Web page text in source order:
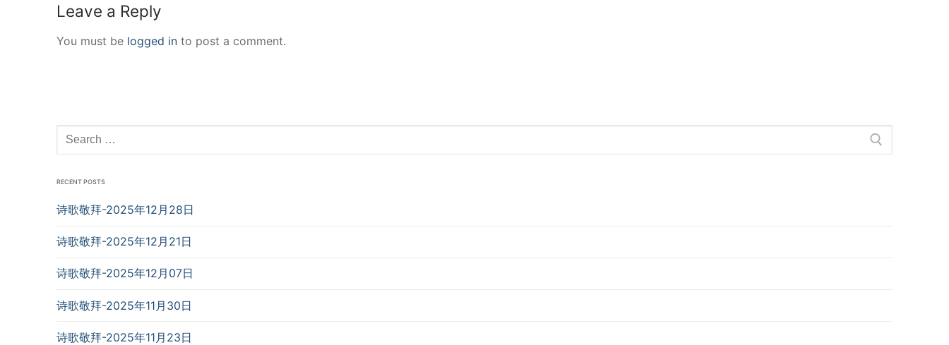
Leave a Reply
You must be logged in to post a comment.
Search
for:
RECENT POSTS
诗歌敬拜-2025年12月28日
诗歌敬拜-2025年12月21日
诗歌敬拜-2025年12月07日
诗歌敬拜-2025年11月30日
诗歌敬拜-2025年11月23日